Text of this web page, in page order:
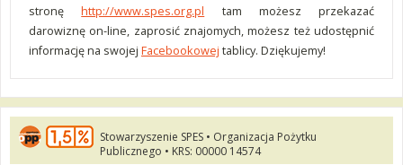
stronęhttp://www.spes.org.pl tam możesz przekazać
darowiznę on-line, zaprosić znajomych, możesz też udostępnić
informację na swojej Facebookowej tablicy. Dziękujemy!
Stowarzyszenie SPES • Organizacja Pożytku
Publicznego • KRS: 00000 14574